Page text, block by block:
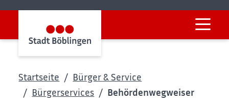
Startseite
Bürger & Service
Bürgerservices
Behördenwegweiser